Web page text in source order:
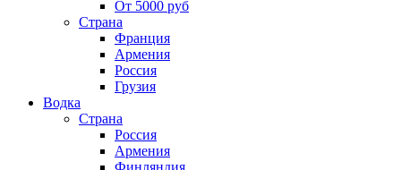
От 5000 руб
Страна
Франция
Армения
Россия
Грузия
Водка
Страна
Россия
Армения
Финляндия